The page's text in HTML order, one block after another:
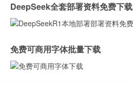
DeepSeek全套部署资料免费下载
免费可商用字体批量下载